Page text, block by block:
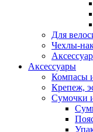
Для
Чехлы-
Аксессуары
Компасы
Крепеж,
Сумочки